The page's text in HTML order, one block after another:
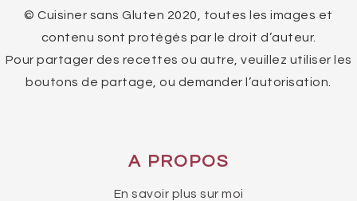
FOOTER
© Cuisiner sans Gluten 2020, toutes les images et
contenu sont protégés par le droit d’auteur.
Pour partager des recettes ou autre, veuillez utiliser les
boutons de partage, ou demander l’autorisation.
A PROPOS
En savoir plus sur moi